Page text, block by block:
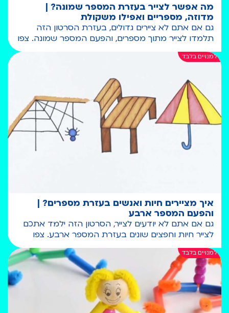
מה אפשר לצייר בעזרת המספר שמונה? |
מדוזה, מספריים ואפילו משקולת
גם אם אתם לא ציירים גדולים, בעזרת הסרטון הזה
תלמדו לצייר מתוך מספרים, והפעם המספר שמונה. צפו
איך מציירים חיות ואנשים בעזרת מספרים? |
והפעם המספר ארבע
גם אם אתם לא יודעים לצייר, הסרטון הזה ילמד אתכם
לצייר חיות וחפצים שונים בעזרת המספר ארבע. צפו